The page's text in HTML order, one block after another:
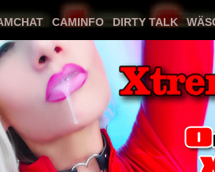
CAMINFO DIRTY TALK